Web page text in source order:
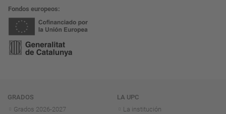
Fondos europeos
Navegación
GRADOS
Grados 2026-2027
LA UPC
La institución